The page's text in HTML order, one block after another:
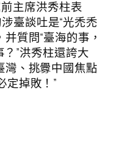
主席洪秀柱表
臺談吐是“光禿禿
質問“臺海的事，
”洪秀柱還誇大
灣、挑釁中國焦點
掉敗！”